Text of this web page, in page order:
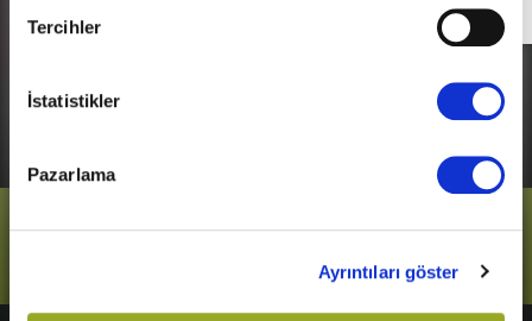
Tercihler
İstatistikler
Pazarlama
Ayrıntıları göster